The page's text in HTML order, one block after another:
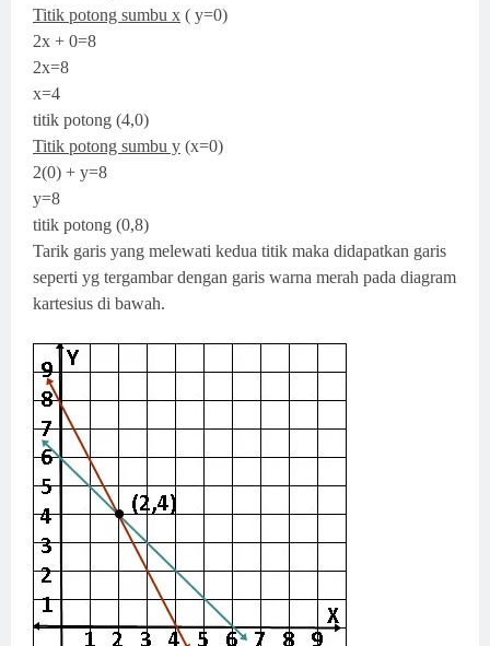
Titik potong sumbu x ( y=0)
2x + 0=8
2x=8
x=4
titik potong (4,0)
Titik potong sumbu y (x=0)
2(0) + y=8
y=8
titik potong (0,8)
Tarik garis yang melewati kedua titik maka didapatkan garis
seperti yg tergambar dengan garis warna merah pada diagram
kartesius di bawah.